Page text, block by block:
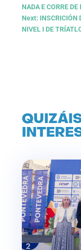
NADA E CORRE DE
Next: INSCRICIÓN
NIVEL I DE